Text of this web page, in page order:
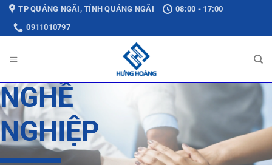
Bỏ
qua
nội
TP QUẢNG NGÃI, TỈNH QUẢNG NGÃI
08:00 - 17:00
0911010797
NGHỀ
NGHIỆP